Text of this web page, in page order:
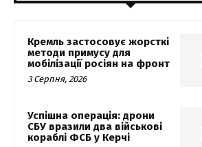
Кремль застосовує жорсткі
методи примусу для
мобілізації росіян на фронт
3 Серпня, 2026
Успішна операція: дрони
СБУ вразили два військові
кораблі ФСБ у Керчі